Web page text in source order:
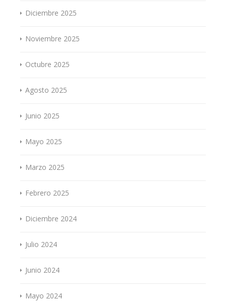
Diciembre 2025
Noviembre 2025
Octubre 2025
Agosto 2025
Junio 2025
Mayo 2025
Marzo 2025
Febrero 2025
Diciembre 2024
Julio 2024
Junio 2024
Mayo 2024